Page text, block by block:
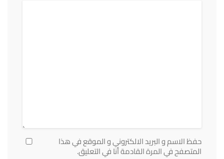
حفظ الاسم و البريد الالكتروني و الموقع في هذا
المتصفح في المرة القادمة أنا في التعليق.